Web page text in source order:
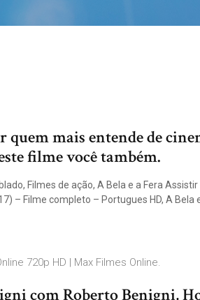
mais entende de
filme você também.
Filmes de ação, A Bela e a Fera
– Filme completo – Portugues HD, A Bela
720p HD | Max Filmes Online.
com Roberto Benigni,